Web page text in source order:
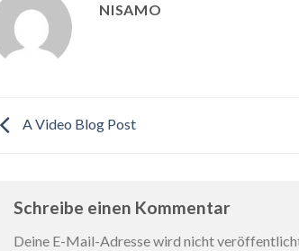
NISAMO
A Video Blog Post
Schreibe einen Kommentar
Deine E-Mail-Adresse wird nicht